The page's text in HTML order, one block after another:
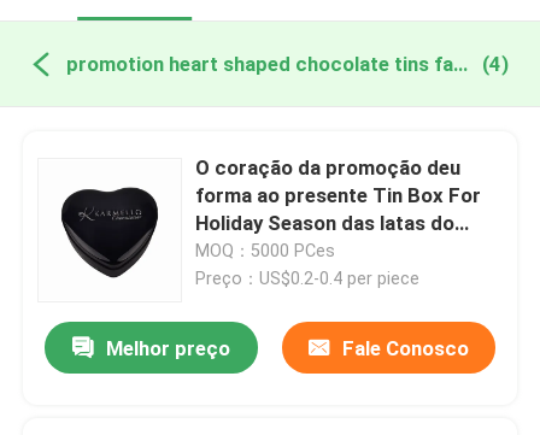
promotion heart shaped chocolate tins fabricação online (4)
O coração da promoção deu
forma ao presente Tin Box For
Holiday Season das latas do
chocolate
MOQ：5000 PCes
Preço：US$0.2-0.4 per piece
Melhor preço Fale Conosco